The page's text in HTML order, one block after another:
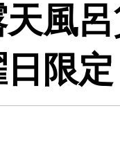
風呂
限定